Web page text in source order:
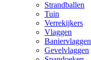
Strandballen
Tuin
Verrekijkers
Vlaggen
Baniervlaggen
Gevelvlaggen